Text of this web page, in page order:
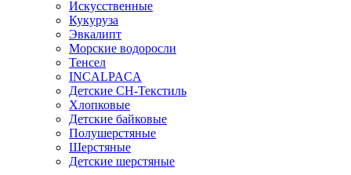
Искусственные
Кукуруза
Эвкалипт
Морские водоросли
Тенсел
INCALPACA
Детские СН-Текстиль
Хлопковые
Детские байковые
Полушерстяные
Шерстяные
Детские шерстяные